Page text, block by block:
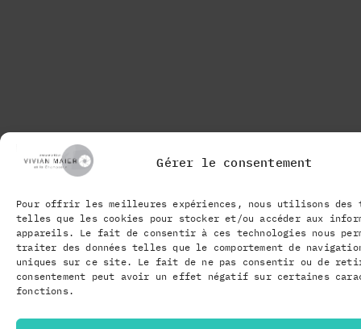
Gérer le consentement
Pour offrir les meilleures expériences, nous utilisons des
telles que les cookies pour stocker et/ou accéder aux
appareils. Le fait de consentir à ces technologies nous
traiter des données telles que le comportement de
uniques sur ce site. Le fait de ne pas consentir ou de
consentement peut avoir un effet négatif sur certaines
fonctions.